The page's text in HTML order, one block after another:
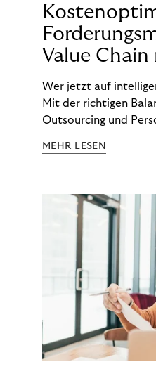
Value Chain
Wer jetzt auf
Mit der richtigen
Outsourcing und
Ergebnisse sichern.
MEHR LESEN